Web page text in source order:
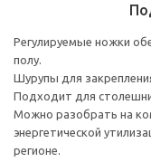
Регулируемые ножки
полу.
Шурупы для
Подходит для
Можно разобрать на
энергетической
регионе.